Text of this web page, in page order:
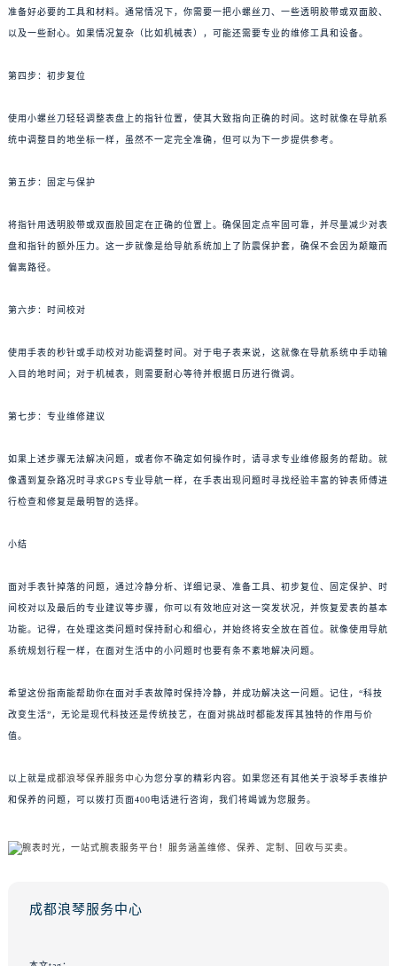
准备好必要的工具和材料。通常情况下，你需要一把小螺丝刀、一些透明胶带或双面胶、
以及一些耐心。如果情况复杂（比如机械表），可能还需要专业的维修工具和设备。
第四步：初步复位
使用小螺丝刀轻轻调整表盘上的指针位置，使其大致指向正确的时间。这时就像在导航系
统中调整目的地坐标一样，虽然不一定完全准确，但可以为下一步提供参考。
第五步：固定与保护
将指针用透明胶带或双面胶固定在正确的位置上。确保固定点牢固可靠，并尽量减少对表
盘和指针的额外压力。这一步就像是给导航系统加上了防震保护套，确保不会因为颠簸而
偏离路径。
第六步：时间校对
使用手表的秒针或手动校对功能调整时间。对于电子表来说，这就像在导航系统中手动输
入目的地时间；对于机械表，则需要耐心等待并根据日历进行微调。
第七步：专业维修建议
如果上述步骤无法解决问题，或者你不确定如何操作时，请寻求专业维修服务的帮助。就
像遇到复杂路况时寻求GPS专业导航一样，在手表出现问题时寻找经验丰富的钟表师傅进
行检查和修复是最明智的选择。
小结
面对手表针掉落的问题，通过冷静分析、详细记录、准备工具、初步复位、固定保护、时
间校对以及最后的专业建议等步骤，你可以有效地应对这一突发状况，并恢复爱表的基本
功能。记得，在处理这类问题时保持耐心和细心，并始终将安全放在首位。就像使用导航
系统规划行程一样，在面对生活中的小问题时也要有条不紊地解决问题。
希望这份指南能帮助你在面对手表故障时保持冷静，并成功解决这一问题。记住，“科技
改变生活”，无论是现代科技还是传统技艺，在面对挑战时都能发挥其独特的作用与价
值。
以上就是成都浪琴保养服务中心为您分享的精彩内容。如果您还有其他关于浪琴手表维护
和保养的问题，可以拨打页面400电话进行咨询，我们将竭诚为您服务。
成都浪琴服务中心